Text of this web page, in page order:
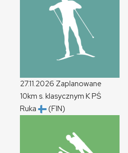
27.11.2026 Zaplanowane
10km s. klasycznym KPŚ
Ruka
(FIN)